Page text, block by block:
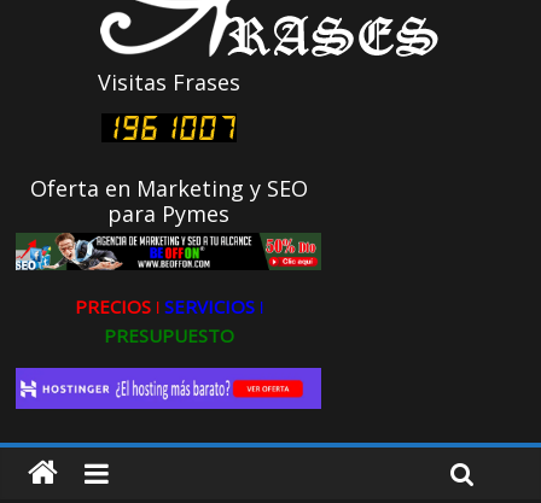
Visitas Frases
Oferta en Marketing y SEO
para Pymes
PRECIOS ǀ SERVICIOS ǀ
PRESUPUESTO